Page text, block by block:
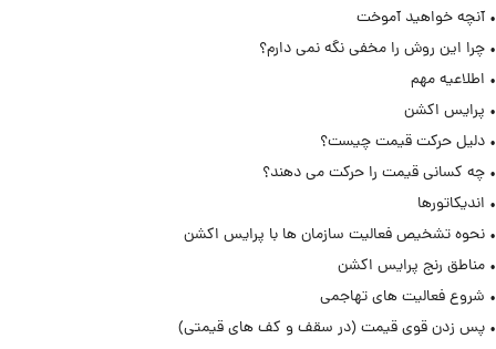
• آنچه خواهید آموخت
• چرا این روش را مخفی نگه نمی دارم؟
• اطلاعیه مهم
• پرایس اکشن
• دلیل حرکت قیمت چیست؟
• چه کسانی قیمت را حرکت می دهند؟
• اندیکاتورها
• نحوه تشخیص فعالیت سازمان ها با پرایس اکشن
• مناطق رنج پرایس اکشن
• شروع فعالیت های تهاجمی
• پس زدن قوی قیمت (در سقف و کف های قیمتی)